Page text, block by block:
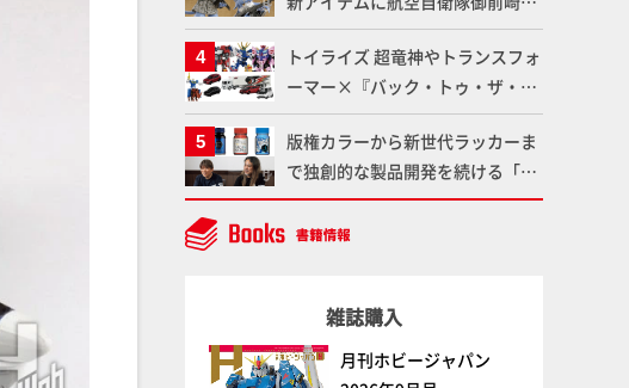
屯基地の公式キャラクターとして
誕生した「おまねこ」が着任！け
もプラ公式サイト限定版と通常版
の2ラインで発売！
トイライズ 超竜神やトランスフォ
ーマー×『バック・トゥ・ザ・フ
ューチャー』コラボアイテムな
ど、タカラトミーの注目アイテム
をチェック!!【タカラトミー
NEWITEM】
版権カラーから新世代ラッカーま
で独創的な製品開発を続ける「ガ
イアノーツ」に塗料開発の裏側と
ラッカー塗料の未来についてイン
雑誌購入
月刊ホビージャパン